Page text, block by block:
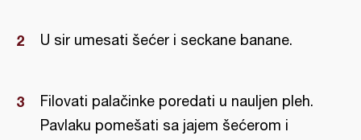
U sir umesati šećer i seckane banane.
Filovati palačinke poredati u nauljen pleh.
Pavlaku pomešati sa jajem šećerom i